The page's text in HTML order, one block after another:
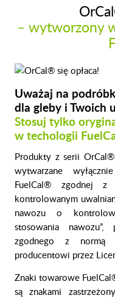
– wytworzony
Uważaj na
dla gleby i Twoich
Stosuj tylko
w techologii
Produkty z serii
wytwarzane
FuelCal®zgodnej z
kontrolowanym
nawozu o
stosowania
zgodnego z normą
producentowi przez
Znaki towarowe
są znakami